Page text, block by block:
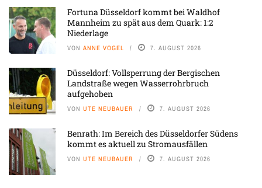
Fortuna Düsseldorf kommt bei Waldhof
Mannheim zu spät aus dem Quark: 1:2
Niederlage
VON ANNE VOGEL 7. AUGUST 2026
Düsseldorf: Vollsperrung der Bergischen
Landstraße wegen Wasserrohrbruch
aufgehoben
VON UTE NEUBAUER 7. AUGUST 2026
Benrath: Im Bereich des Düsseldorfer Südens
kommt es aktuell zu Stromausfällen
VON UTE NEUBAUER 7. AUGUST 2026